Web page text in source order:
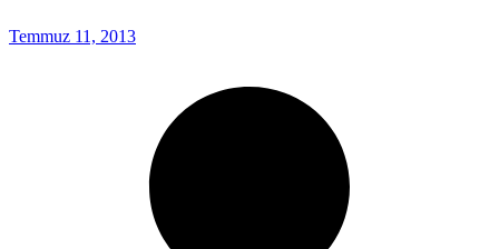
Temmuz 11, 2013